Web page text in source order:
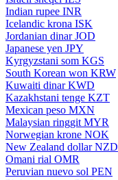
Indian rupee INR
Icelandic krona ISK
Jordanian dinar JOD
Japanese yen JPY
Kyrgyzstani som KGS
South Korean won KRW
Kuwaiti dinar KWD
Kazakhstani tenge KZT
Mexican peso MXN
Malaysian ringgit MYR
Norwegian krone NOK
New Zealand dollar NZD
Omani rial OMR
Peruvian nuevo sol PEN